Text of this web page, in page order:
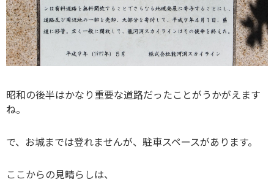
昭和の後半はかなり重要な道路だったことがうかがえます
ね。
で、お城までは登れませんが、駐車スペースがあります。
ここからの見晴らしは、